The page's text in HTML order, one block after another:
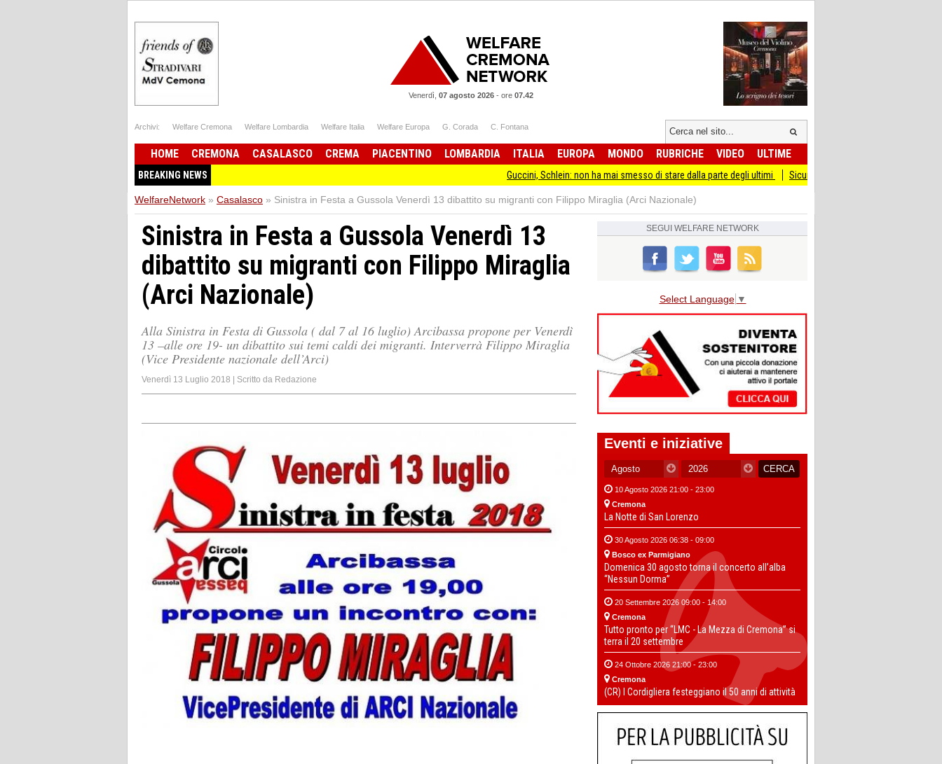
Venerdì, 07 agosto 2026 - ore 07.42
Archivi: Welfare Cremona Welfare Lombardia Welfare Italia Welfare Europa G. Corada C. Fontana
HOME CREMONA CASALASCO CREMA PIACENTINO LOMBARDIA ITALIA EUROPA MONDO RUBRICHE VIDEO ULTIME
BREAKING NEWS Guccini, Schlein: non ha mai smesso di stare dalla parte degli ultimi Sicurezza I Giovani Democratici ribattono ai
WelfareNetwork » Casalasco » Sinistra in Festa a Gussola Venerdì 13 dibattito su migranti con Filippo Miraglia (Arci Nazionale)
Sinistra in Festa a Gussola Venerdì 13
dibattito su migranti con Filippo Miraglia
(Arci Nazionale)
Alla Sinistra in Festa di Gussola ( dal 7 al 16 luglio) Arcibassa propone per Venerdì
13 –alle ore 19- un dibattito sui temi caldi dei migranti. Interverrà Filippo Miraglia
(Vice Presidente nazionale dell’Arci)
Venerdì 13 Luglio 2018 | Scritto da Redazione
SEGUI WELFARE NETWORK
Select Language ▼
Eventi e iniziative
10 Agosto 2026 21:00 - 23:00
Cremona
La Notte di San Lorenzo
30 Agosto 2026 06:38 - 09:00
Bosco ex Parmigiano
Domenica 30 agosto torna il concerto all’alba
“Nessun Dorma”
20 Settembre 2026 09:00 - 14:00
Cremona
Tutto pronto per “LMC - La Mezza di Cremona” si
terra il 20 settembre
24 Ottobre 2026 21:00 - 23:00
Cremona
(CR) I Cordigliera festeggiano il 50 anni di attività